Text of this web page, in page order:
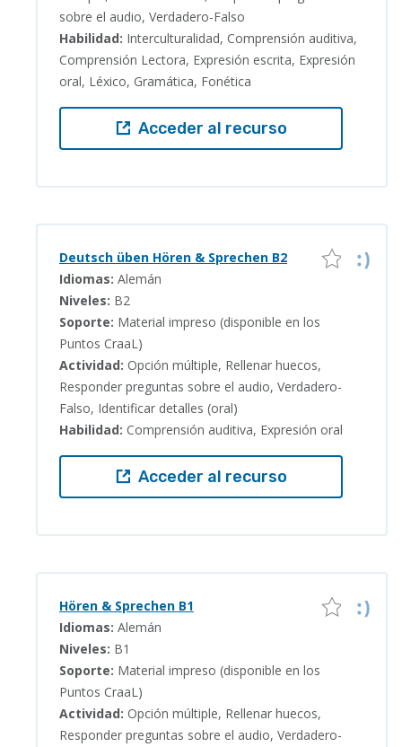
sobre el audio, Verdadero-Falso
Habilidad: Interculturalidad, Comprensión auditiva,
Comprensión Lectora, Expresión escrita, Expresión
oral, Léxico, Gramática, Fonética
Acceder al recurso
Deutsch üben Hören & Sprechen B2
Idiomas: Alemán
Niveles: B2
Soporte: Material impreso (disponible en los
Puntos CraaL)
Actividad: Opción múltiple, Rellenar huecos,
Responder preguntas sobre el audio, Verdadero-
Falso, Identificar detalles (oral)
Habilidad: Comprensión auditiva, Expresión oral
Acceder al recurso
Hören & Sprechen B1
Idiomas: Alemán
Niveles: B1
Soporte: Material impreso (disponible en los
Puntos CraaL)
Actividad: Opción múltiple, Rellenar huecos,
Responder preguntas sobre el audio, Verdadero-